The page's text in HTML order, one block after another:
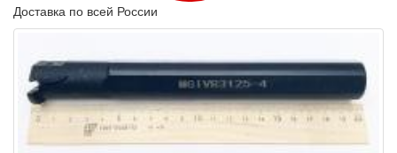
Доставка по всей России